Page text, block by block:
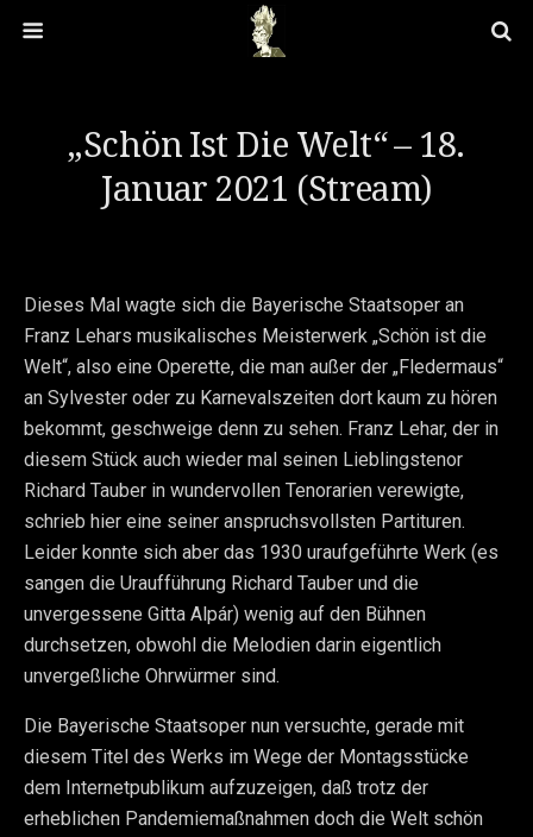
„Schön Ist Die Welt“ – 18.
Januar 2021 (Stream)
Dieses Mal wagte sich die Bayerische Staatsoper an
Franz Lehars musikalisches Meisterwerk „Schön ist die
Welt“, also eine Operette, die man außer der „Fledermaus“
an Sylvester oder zu Karnevalszeiten dort kaum zu hören
bekommt, geschweige denn zu sehen. Franz Lehar, der in
diesem Stück auch wieder mal seinen Lieblingstenor
Richard Tauber in wundervollen Tenorarien verewigte,
schrieb hier eine seiner anspruchsvollsten Partituren.
Leider konnte sich aber das 1930 uraufgeführte Werk (es
sangen die Uraufführung Richard Tauber und die
unvergessene Gitta Alpár) wenig auf den Bühnen
durchsetzen, obwohl die Melodien darin eigentlich
unvergeßliche Ohrwürmer sind.
Die Bayerische Staatsoper nun versuchte, gerade mit
diesem Titel des Werks im Wege der Montagsstücke
dem Internetpublikum aufzuzeigen, daß trotz der
erheblichen Pandemiemaßnahmen doch die Welt schön